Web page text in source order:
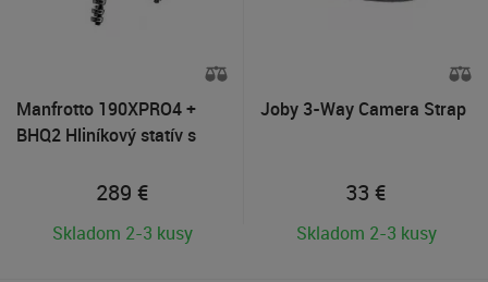
Manfrotto 190XPRO4 +
BHQ2 Hliníkový statív s
289 €
Skladom 2-3 kusy
Joby 3-Way Camera Strap
33 €
Skladom 2-3 kusy